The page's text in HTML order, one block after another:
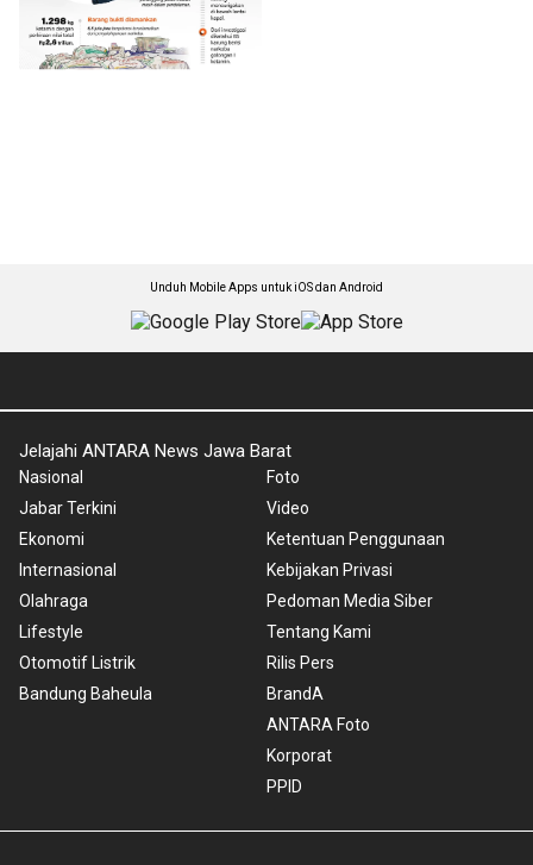
Unduh Mobile Apps untuk iOS dan Android
Jelajahi ANTARA News Jawa Barat
Nasional
Jabar Terkini
Ekonomi
Internasional
Olahraga
Lifestyle
Otomotif Listrik
Bandung Baheula
Foto
Video
Ketentuan Penggunaan
Kebijakan Privasi
Pedoman Media Siber
Tentang Kami
Rilis Pers
BrandA
ANTARA Foto
Korporat
PPID